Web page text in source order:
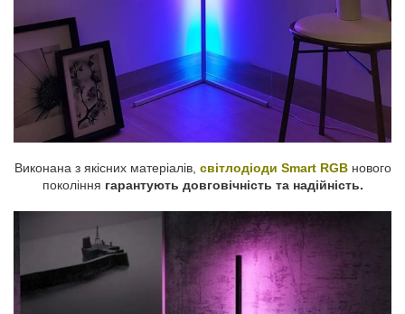
Виконана з якісних матеріалів, світлодіоди Smart RGBнового
покоління гарантують довговічність та надійність.